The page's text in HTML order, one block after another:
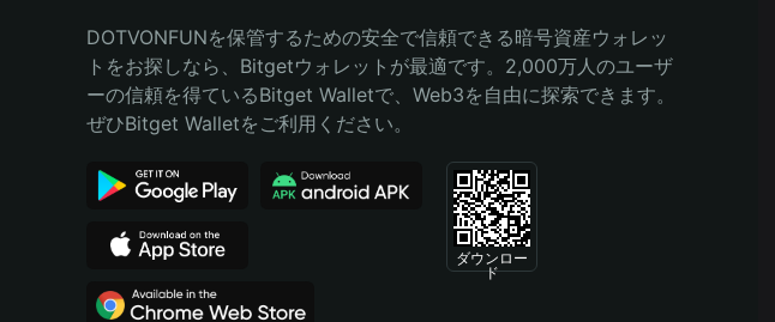
Português (Brasil)
Español (Argentina)
DOTVONFUNを保管するための安全で信頼できる暗号資産ウォレッ
トをお探しなら、Bitgetウォレットが最適です。2,000万人のユーザ
ーの信頼を得ているBitget Walletで、Web3を自由に探索できます。
ぜひBitget Walletをご利用ください。
ダウンロー
ド